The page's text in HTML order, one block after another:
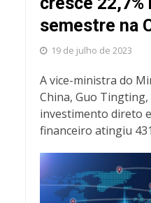
semestre na
19 de julho de 2023
A vice-ministra do
China, Guo
investimento direto
financeiro atingiu